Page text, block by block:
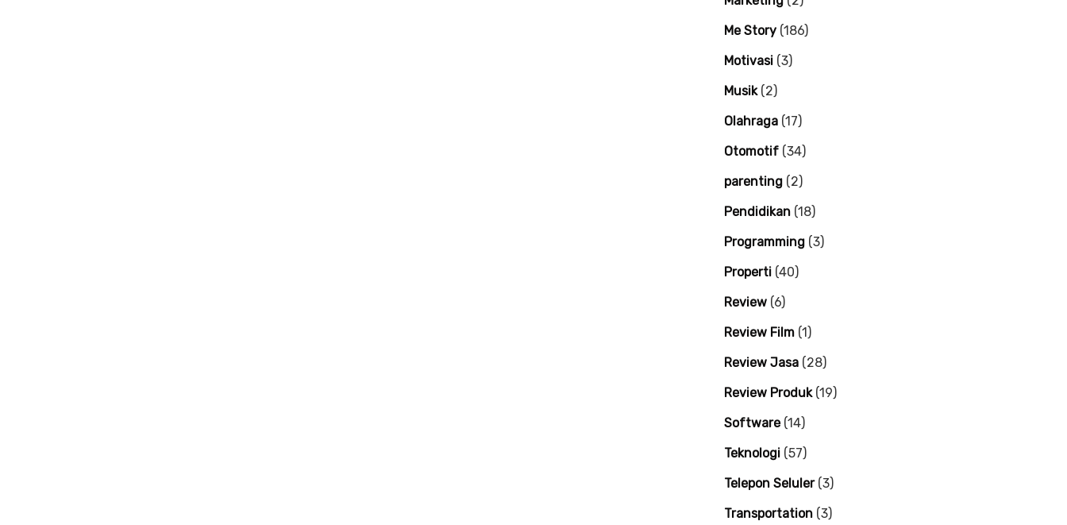
Me Story (186)
Motivasi (3)
Musik(2)
Olahraga (17)
Otomotif (34)
parenting (2)
Pendidikan (18)
Programming (3)
Properti (40)
Review (6)
Review Film (1)
Review Jasa (28)
Review Produk(19)
Software(14)
Teknologi (57)
Telepon Seluler(3)
Transportation (3)